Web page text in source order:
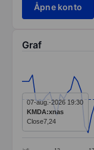
Åpne konto
Graf
Line chart with
The chart has
The chart has
07-aug.-2026 19:30
KMDA:xnas
Close7,24